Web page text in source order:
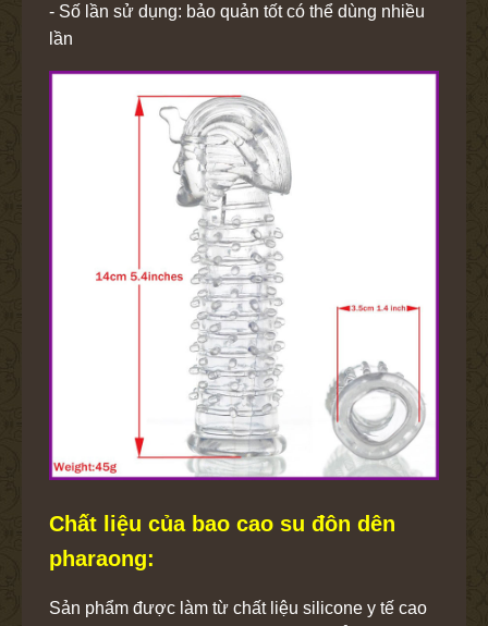
- Số lần sử dụng: bảo quản tốt có thể dùng nhiều
lần
Chất liệu của bao cao su đôn dên
pharaong:
Sản phẩm được làm từ chất liệu silicone y tế cao